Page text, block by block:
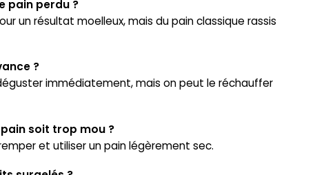
pain perdu ?
un résultat moelleux, mais du pain classique rassis
?
immédiatement, mais on peut le réchauffer
soit trop mou ?
et utiliser un pain légèrement sec.